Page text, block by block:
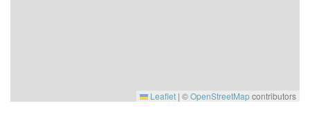
Leaflet | ©OpenStreetMapcontributors